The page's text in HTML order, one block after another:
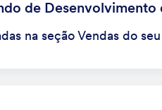
de
na seção Vendas do